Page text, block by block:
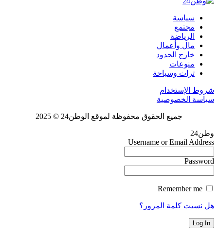
سياسة
مجتمع
الرياضة
مال وأعمال
خارج الحدود
منوعات
تراث وسياحة
شروط الإستخدام
سياسة الخصوصية
جميع الحقوق محفوظة لموقع الوطن24 © 2025
وطن24
Username or Email Address
Password
هل نسيت كلمة المرور؟